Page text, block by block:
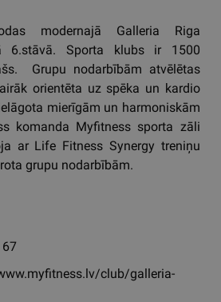
modernajā Galleria Riga
6.stāvā. Sporta klubs ir 1500
Grupu nodarbībām atvēlētas
orientēta uz spēka un kardio
mierīgām un harmoniskām
komanda Myfitness sporta zāli
ar Life Fitness Synergy treniņu
grupu nodarbībām.
67
club/galleria-